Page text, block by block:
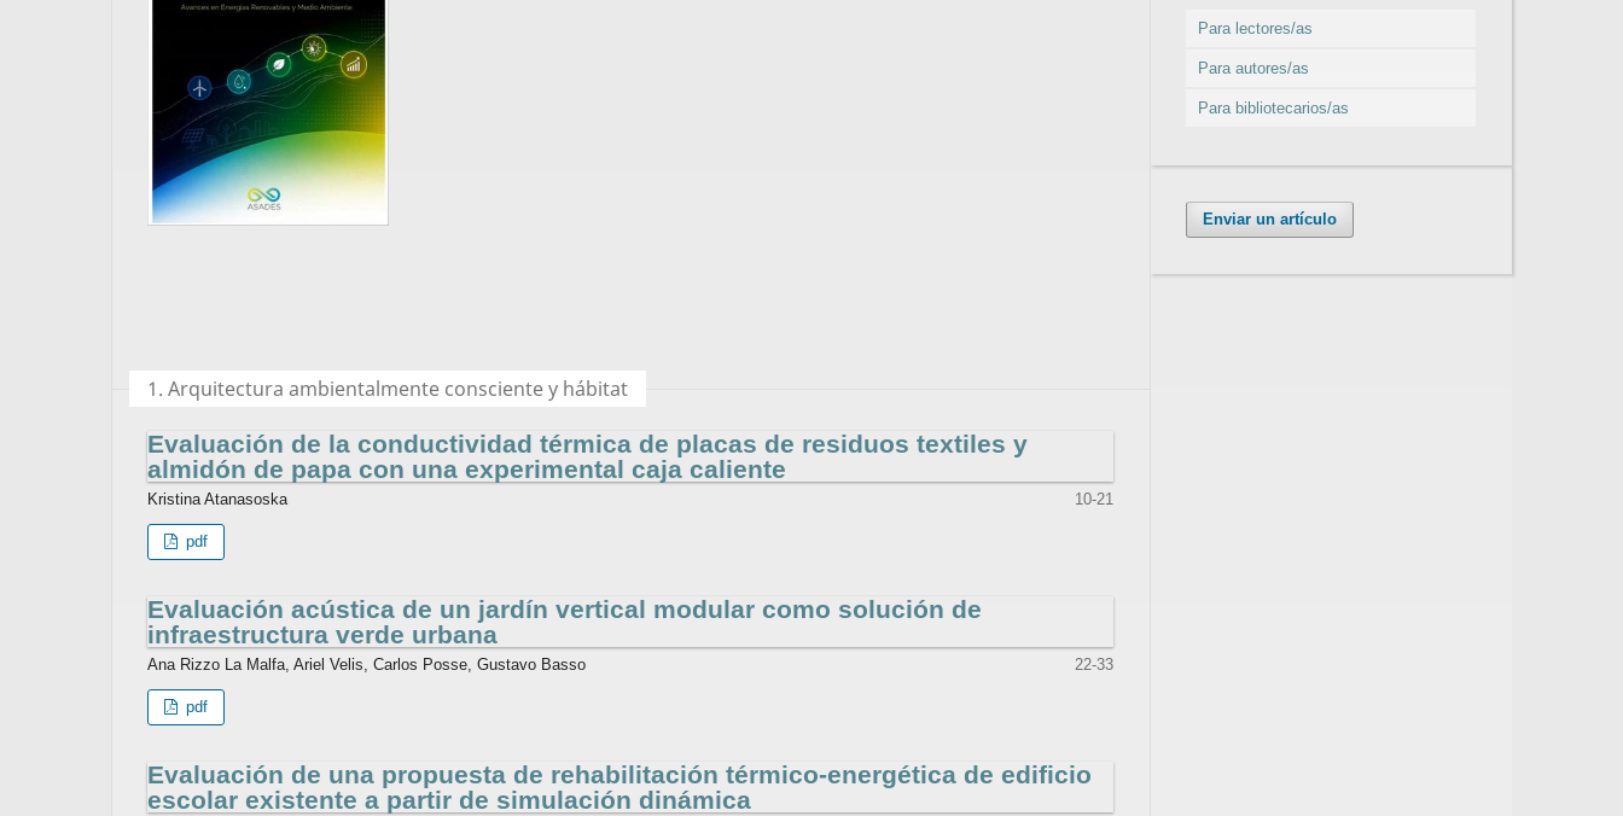
1. Arquitectura ambientalmente consciente y hábitat
Evaluación de la conductividad térmica de placas de residuos textiles y
almidón de papa con una experimental caja caliente
Kristina Atanasoska 10-21
pdf
Evaluación acústica de un jardín vertical modular como solución de
infraestructura verde urbana
Ana Rizzo La Malfa, Ariel Velis, Carlos Posse, Gustavo Basso 22-33
pdf
Evaluación de una propuesta de rehabilitación térmico-energética de edificio
escolar existente a partir de simulación dinámica
Para lectores/as
Para autores/as
Para bibliotecarios/as
Enviar un artículo